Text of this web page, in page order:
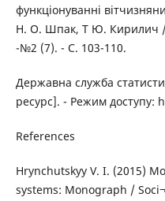
функціонуванні
Н. О. Шпак, Т Ю. Кирилич //
-№2 (7). - С. 103-110.
Державна служба
ресурс]. - Режим
References
Hrynchutskyy V. I. (2015)
systems: Monograph /